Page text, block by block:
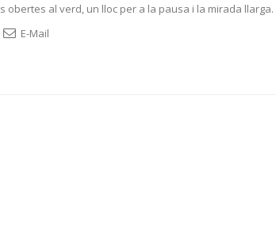
al verd, un lloc per a la pausa i la mirada llarga.
E-Mail